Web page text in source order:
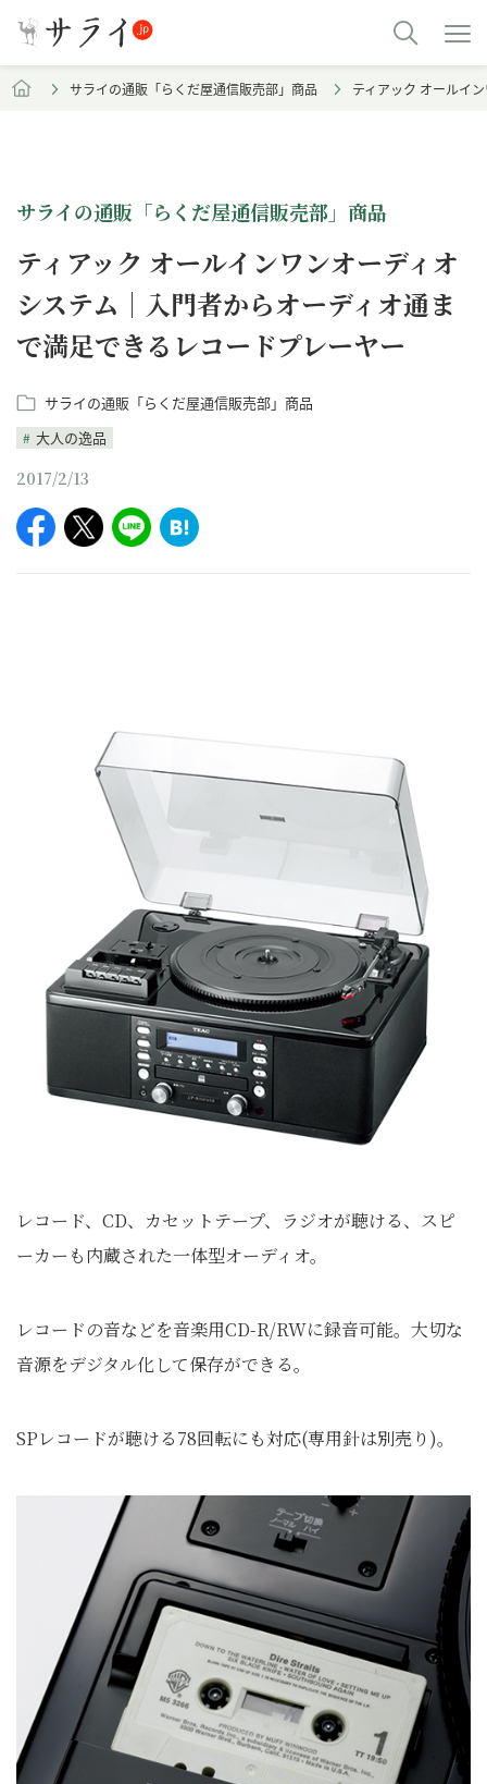
サライの通販「らくだ屋通信販売部」商品 ティアック オールイ
サライの通販「らくだ屋通信販売部」商品
ティアック オールインワンオーディオ
システム｜入門者からオーディオ通ま
で満足できるレコードプレーヤー
サライの通販「らくだ屋通信販売部」商品
大人の逸品
2017/2/13
レコード、CD、カセットテープ、ラジオが聴ける、スピ
ーカーも内蔵された一体型オーディオ。
レコードの音などを音楽用CD-R/RWに録音可能。大切な
音源をデジタル化して保存ができる。
SPレコードが聴ける78回転にも対応(専用針は別売り)。